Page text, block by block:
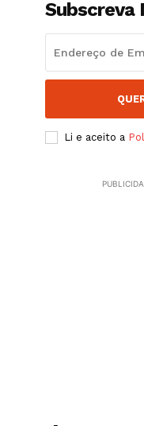
Subscreva
Li e aceito a